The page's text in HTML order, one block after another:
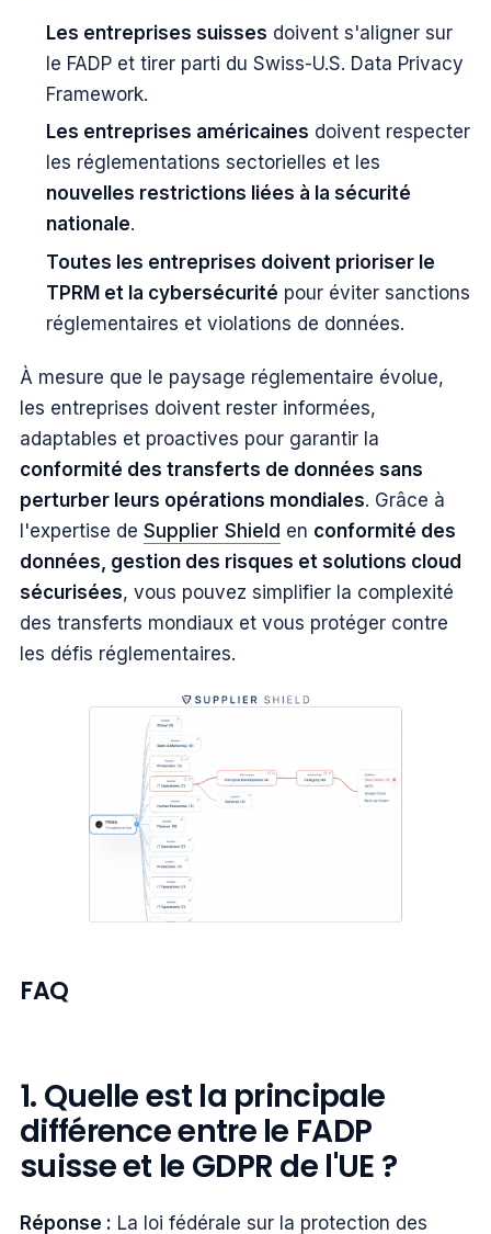
Les entreprises suisses doivent s'aligner sur
le FADP et tirer parti du Swiss-U.S. Data Privacy
Framework.
Les entreprises américaines doivent respecter
les réglementations sectorielles et les
nouvelles restrictions liées à la sécurité
nationale.
Toutes les entreprises doivent prioriser le
TPRM et la cybersécurité pour éviter sanctions
réglementaires et violations de données.
À mesure que le paysage réglementaire évolue,
les entreprises doivent rester informées,
adaptables et proactives pour garantir la
conformité des transferts de données sans
perturber leurs opérations mondiales. Grâce à
l'expertise de Supplier Shield en conformité des
données, gestion des risques et solutions cloud
sécurisées, vous pouvez simplifier la complexité
des transferts mondiaux et vous protéger contre
les défis réglementaires.
FAQ
1. Quelle est la principale
différence entre le FADP
suisse et le GDPR de l'UE ?
Réponse : La loi fédérale sur la protection des